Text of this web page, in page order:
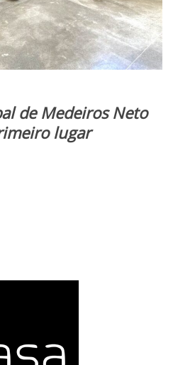
de Medeiros Neto
lugar